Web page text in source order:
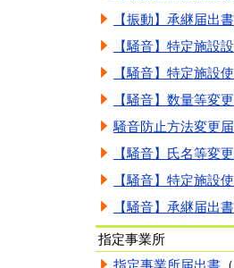
【振動】承継届出書
【騒音】特定施設
【騒音】特定施設
【騒音】数量等変
騒音防止方法変更
【騒音】氏名等変
【騒音】特定施設
【騒音】承継届出書
指定事業所